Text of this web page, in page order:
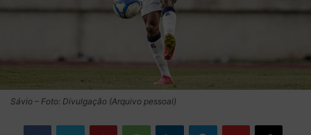
Sávio – Foto: Divulgação (Arquivo pessoal)